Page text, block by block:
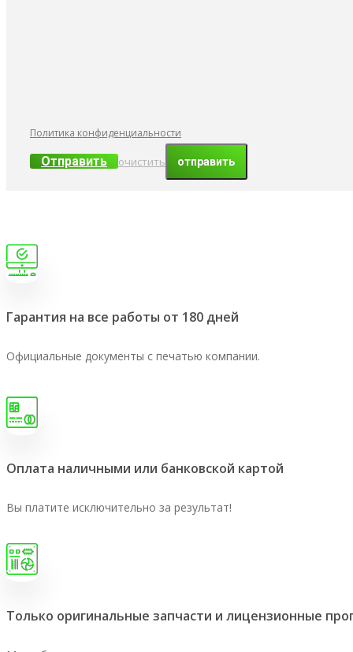
Политика конфиденциальности
Отправить очистить
Гарантия на все работы от 180 дней
Официальные документы с печатью компании.
Оплата наличными или банковской картой
Вы платите исключительно за результат!
Только оригинальные запчасти и лицензионные